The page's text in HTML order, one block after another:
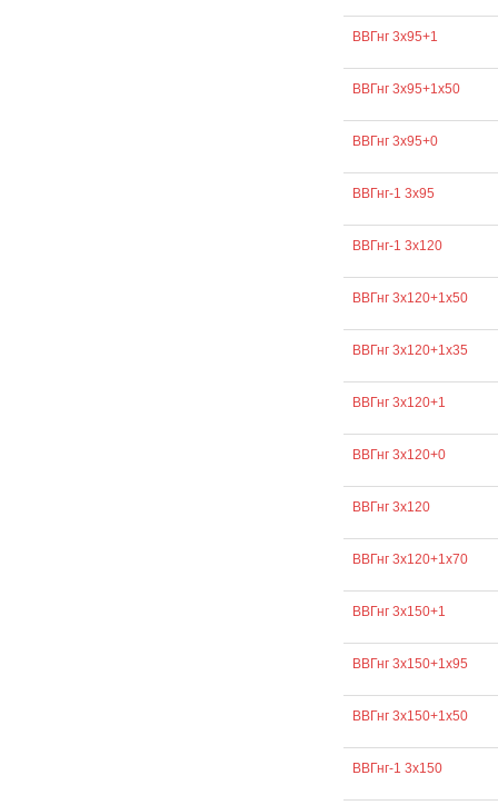
ВВГнг 3х95+1
ВВГнг 3х95+1х50
ВВГнг 3х95+0
ВВГнг-1 3х95
ВВГнг-1 3х120
ВВГнг 3х120+1х50
ВВГнг 3х120+1х35
ВВГнг 3х120+1
ВВГнг 3х120+0
ВВГнг 3х120
ВВГнг 3х120+1х70
ВВГнг 3х150+1
ВВГнг 3х150+1х95
ВВГнг 3х150+1х50
ВВГнг-1 3х150